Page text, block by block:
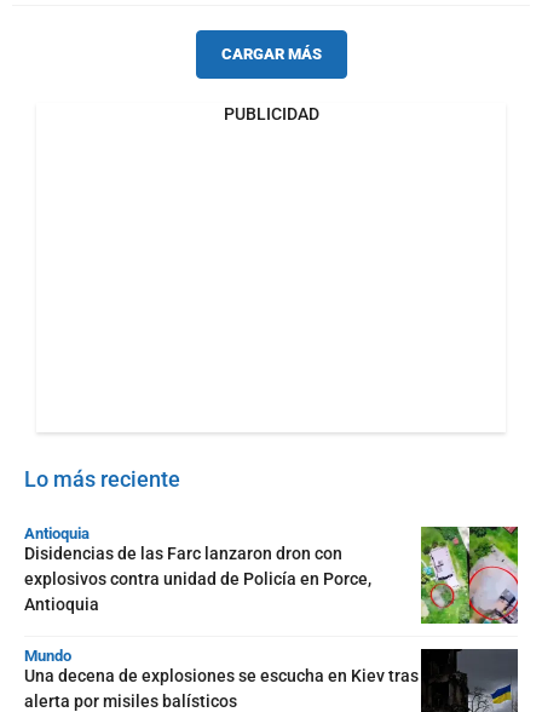
CARGAR MÁS
PUBLICIDAD
Lo más reciente
Antioquia
Disidencias de las Farc lanzaron dron con
explosivos contra unidad de Policía en Porce,
Antioquia
Mundo
Una decena de explosiones se escucha en Kiev tras
alerta por misiles balísticos